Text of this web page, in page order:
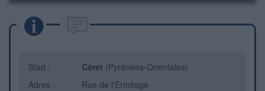
Stad : Céret (Pyrénées-Orientales)
Adres :
Rue de l'Ermitage